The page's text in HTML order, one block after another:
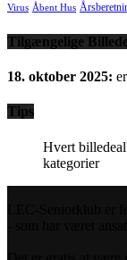
Virus Åbent Hus
Tilgængelige
18. oktober 2025:
Tips
Hvert
kategorier